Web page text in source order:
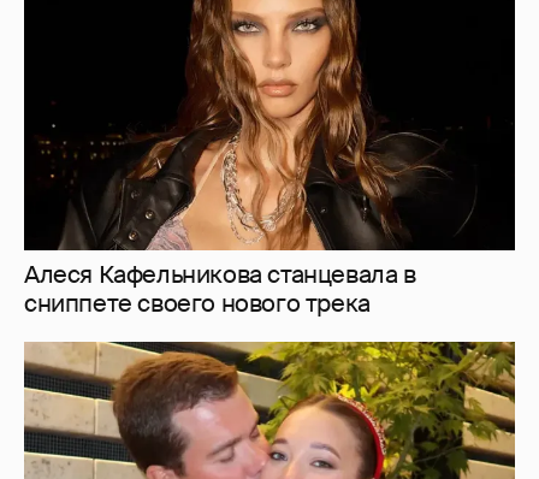
Алеся Кафельникова станцевала в
сниппете своего нового трека